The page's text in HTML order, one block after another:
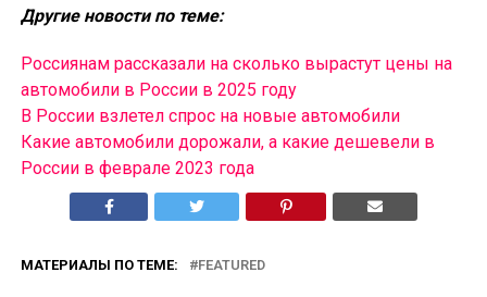
Другие новости по теме:
Россиянам рассказали на сколько вырастут цены на
автомобили в России в 2025 году
В России взлетел спрос на новые автомобили
Какие автомобили дорожали, а какие дешевели в
России в феврале 2023 года
МАТЕРИАЛЫ ПО ТЕМЕ: FEATURED